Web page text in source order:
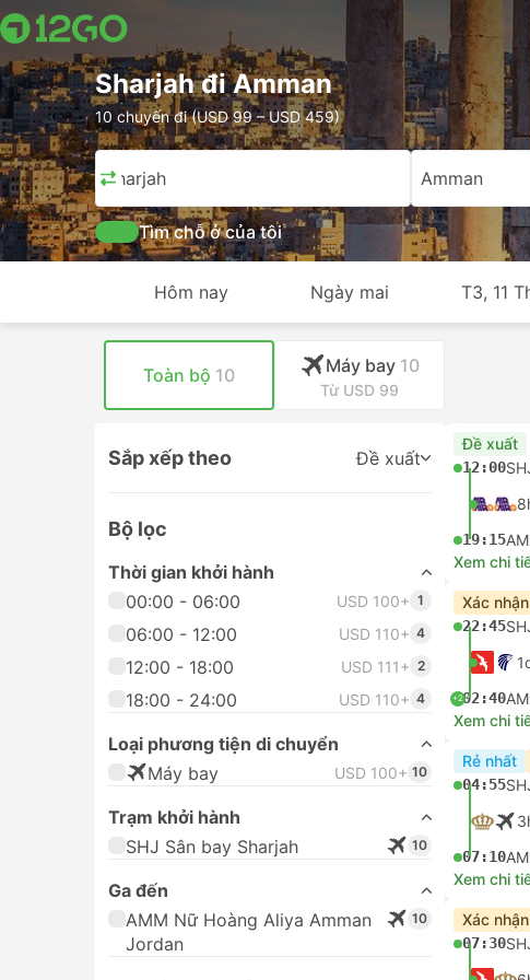
Sharjah đi Amman
10 chuyến đi (USD 99 – USD 459)
Sharjah Amman
Tìm chỗ ở của tôi
Hôm nay Ngày mai T3, 11
Toàn bộ 10 Máy bay 10
Từ USD 99
Sắp xếp theo Đề xuất
Bộ lọc
Thời gian khởi hành
00:00 - 06:00
USD 100+ 1
06:00 - 12:00 USD 110+ 4
12:00 - 18:00 USD 111+ 2
18:00 - 24:00 USD 110+ 4
Loại phương tiện di chuyển
Máy bay
USD 100+ 10
Trạm khởi hành
SHJ Sân bay Sharjah
10
Ga đến
AMM Nữ Hoàng Aliya Amman
Jordan
10
Đề xuất
12:00
19:15
Xem chi
Xác
22:45
+202:40
Xem chi
Rẻ nhất
04:55
07:10
Xem chi
Xác
07:30